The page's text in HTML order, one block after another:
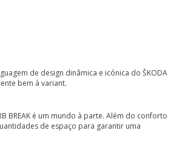
de design dinâmica e icónica do ŠKODA
bem à variant.
BREAK é um mundo à parte. Além do conforto
de espaço para garantir uma